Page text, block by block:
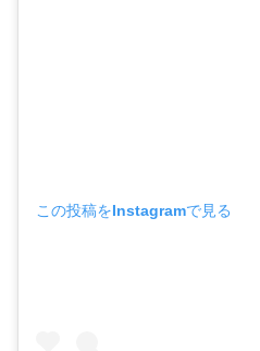
この投稿をInstagramで見る